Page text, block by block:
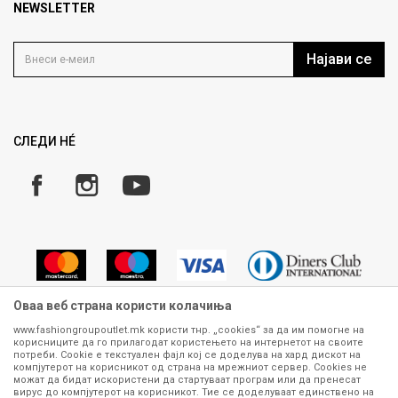
Продавница
Кариера
Политика на приватност
Како да купите
Замена и рефундација на производи
Плаќање
NEWSLETTER
Најави се
СЛЕДИ НÉ
Сите информации околу производите кои се изложени на нашата
онлајн продавница се стремиме да бидат конкретни, точни и прецизни,
меѓутоа не можеме да гарантираме дека се без ниту една грешка или
Оваа веб страна користи колачиња
www.fashiongroupoutlet.mk користи тнр. „cookies“ за да им помогне на
корисниците да го прилагодат користењето на интернетот на своите
потреби. Cookie е текстуален фајл кој се доделува на хард дискот на
компјутерот на корисникот од страна на мрежниот сервер. Cookies не
можат да бидат искористени да стартуваат програм или да пренесат
вирус до компјутерот на корисникот. Тие се доделуваат единствено на